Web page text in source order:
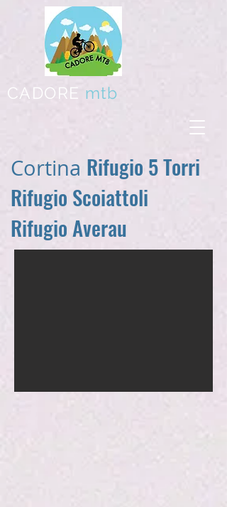
CADORE mtb
Cortina Rifugio 5 Torri
Rifugio Scoiattoli
Rifugio Averau